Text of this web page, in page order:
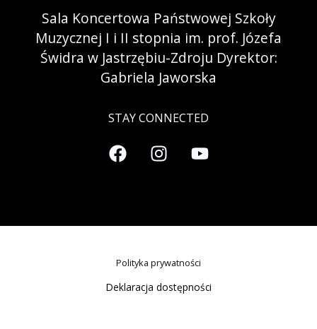
Sala Koncertowa Państwowej Szkoły
Muzycznej I i II stopnia im. prof. Józefa
Świdra w Jastrzębiu-Zdroju Dyrektor:
Gabriela Jaworska
STAY CONNECTED
Polityka prywatności
Deklaracja dostępności